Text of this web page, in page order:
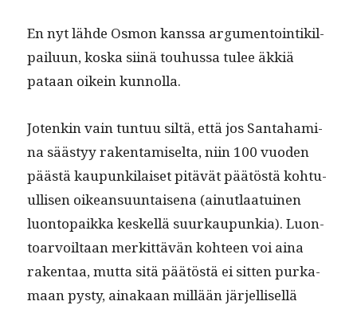
En nyt lähde Osmon kanssa argu­men­toin­tik­il­
pailu­un, kos­ka siinä touhus­sa tulee äkkiä
pataan oikein kunnolla.
Jotenkin vain tun­tuu siltä, että jos San­ta­ham­i­
na säästyy rak­en­tamiselta, niin 100 vuo­den
päästä kaupunki­laiset pitävät päätöstä kohtu­
ullisen oikean­su­un­taise­na (ain­ut­laa­tu­inen
luon­topaik­ka keskel­lä suurkaupunkia). Luon­
toar­voil­taan merkit­tävän kohteen voi aina
rak­en­taa, mut­ta sitä päätöstä ei sit­ten purka­
maan pysty, ainakaan mil­lään jär­jel­lisel­lä